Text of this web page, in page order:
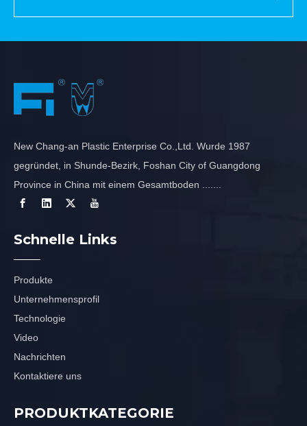
New Chang-an Plastic Enterprise Co.,Ltd. Wurde 1987
gegründet, in Shunde-Bezirk, Foshan City of Guangdong
Province in China mit einem Gesamtboden .......
Schnelle Links
Produkte
Unternehmensprofil
Technologie
Video
Nachrichten
Kontaktiere uns
PRODUKTKATEGORIE